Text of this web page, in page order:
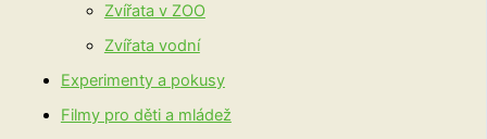
Zvířata v ZOO
Zvířata vodní
Experimenty a pokusy
Filmy pro děti a mládež